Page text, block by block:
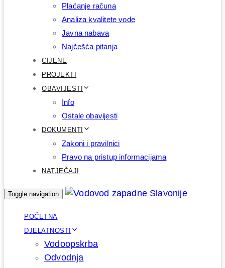
Plaćanje računa
Analiza kvalitete vode
Javna nabava
Najčešća pitanja
CIJENE
PROJEKTI
OBAVIJESTI
Info
Ostale obavijesti
DOKUMENTI
Zakoni i pravilnici
Pravo na pristup informacijama
NATJEČAJI
Toggle navigation
POČETNA
DJELATNOSTI
Vodoopskrba
Odvodnja